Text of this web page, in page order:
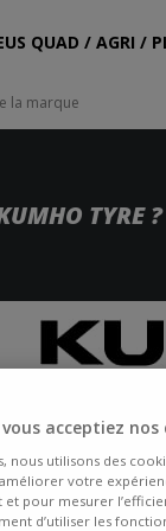
QUAD / AGRI /
la marque
TYRE ?
acceptiez nos
nous utilisons des
votre
pour mesurer
d’utiliser les